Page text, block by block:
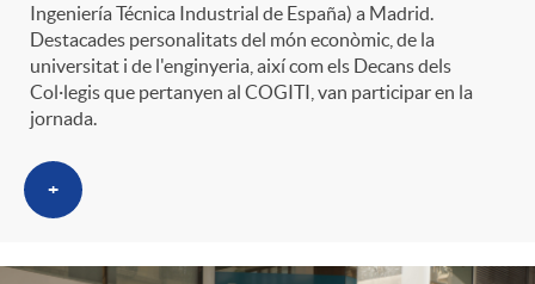
Ingeniería Técnica Industrial de España) a Madrid.
Destacades personalitats del món econòmic, de la
universitat i de l'enginyeria, així com els Decans dels
Col·legis que pertanyen al COGITI, van participar en la
jornada.
+